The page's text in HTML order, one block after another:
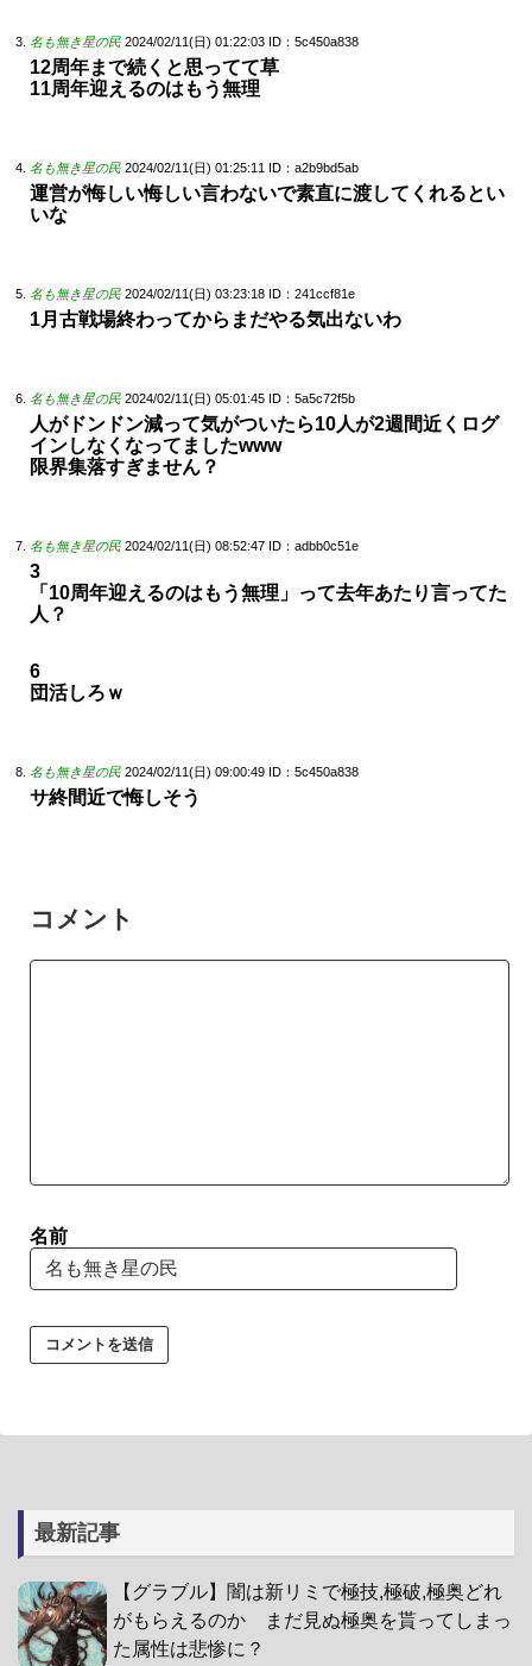
名も無き星の民 2024/02/11(日) 01:22:03 ID：5c450a838
12周年まで続くと思ってて草
11周年迎えるのはもう無理
名も無き星の民 2024/02/11(日) 01:25:11 ID：a2b9bd5ab
運営が悔しい悔しい言わないで素直に渡してくれるとい
いな
名も無き星の民 2024/02/11(日) 03:23:18 ID：241ccf81e
1月古戦場終わってからまだやる気出ないわ
名も無き星の民 2024/02/11(日) 05:01:45 ID：5a5c72f5b
人がドンドン減って気がついたら10人が2週間近くログ
インしなくなってましたwww
限界集落すぎません？
名も無き星の民 2024/02/11(日) 08:52:47 ID：adbb0c51e
3
「10周年迎えるのはもう無理」って去年あたり言ってた
人？
6
団活しろｗ
名も無き星の民 2024/02/11(日) 09:00:49 ID：5c450a838
サ終間近で悔しそう
コメント
名前
最新記事
【グラブル】闇は新リミで極技,極破,極奥どれ
がもらえるのか まだ見ぬ極奥を貰ってしまっ
た属性は悲惨に？